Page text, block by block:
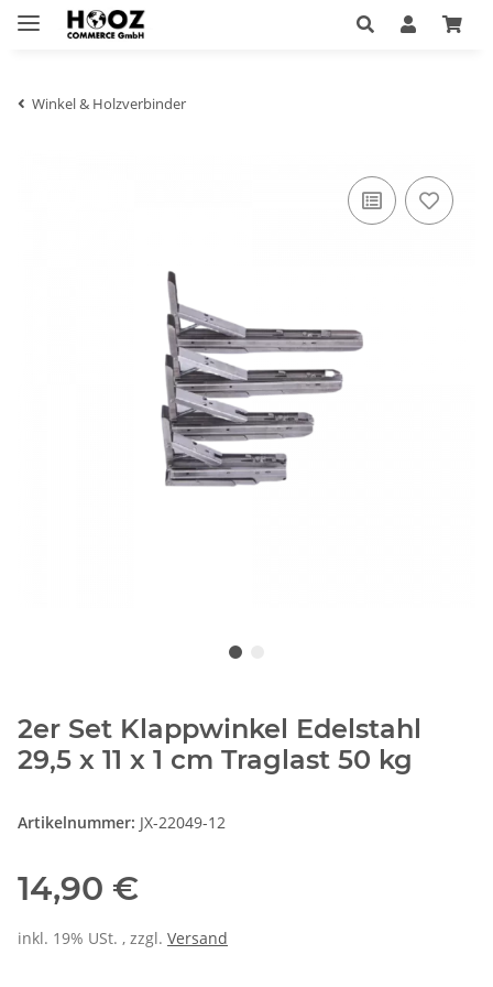
Winkel & Holzverbinder
2er Set Klappwinkel Edelstahl
29,5 x 11 x 1 cm Traglast 50 kg
Artikelnummer: JX-22049-12
14,90 €
inkl. 19% USt. , zzgl. Versand